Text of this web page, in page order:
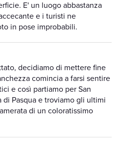
E' un luogo abbastanza
e i turisti ne
in pose improbabili.
decidiamo di mettere fine
comincia a farsi sentire
e così partiamo per San
di Pasqua e troviamo gli ultimi
di un coloratissimo